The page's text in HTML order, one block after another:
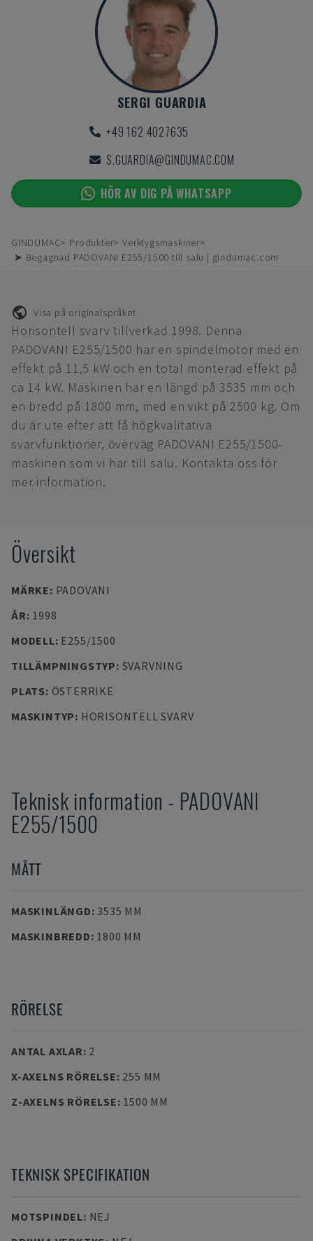
SERGI GUARDIA
+49 162 4027635
S.GUARDIA@GINDUMAC.COM
HÖR AV DIG PÅ WHATSAPP
GINDUMAC Produkter
Verktygsmaskiner
➤ Begagnad PADOVANI E255/1500 till salu | gindumac.com
Visa på originalspråket
Horisontell svarv tillverkad 1998. Denna
PADOVANI E255/1500 har en spindelmotor med en
effekt på 11,5 kW och en total monterad effekt på
ca 14 kW. Maskinen har en längd på 3535 mm och
en bredd på 1800 mm, med en vikt på 2500 kg. Om
du är ute efter att få högkvalitativa
svarvfunktioner, överväg PADOVANI E255/1500-
maskinen som vi har till salu. Kontakta oss för
mer information.
Översikt
MÄRKE: PADOVANI
ÅR: 1998
MODELL: E255/1500
TILLÄMPNINGSTYP: SVARVNING
PLATS: ÖSTERRIKE
MASKINTYP: HORISONTELL SVARV
Teknisk information - PADOVANI
E255/1500
MÅTT
MASKINLÄNGD: 3535 MM
MASKINBREDD: 1800 MM
RÖRELSE
ANTAL AXLAR: 2
X-AXELNS RÖRELSE: 255 MM
Z-AXELNS RÖRELSE: 1500 MM
TEKNISK SPECIFIKATION
MOTSPINDEL: NEJ